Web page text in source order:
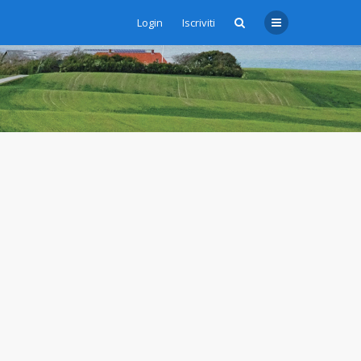
Login Iscriviti